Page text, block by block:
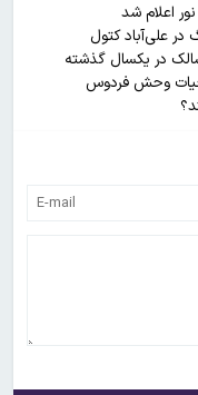
اعلام شد
علی‌آباد کتول
حیات وحش فردوس